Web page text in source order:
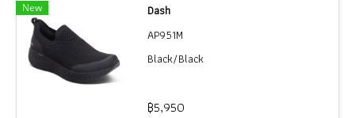
New
Dash
AP951M
Black/Black
฿5,950